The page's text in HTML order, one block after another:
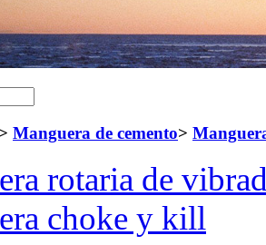
> Manguera de cemento>
rotaria de
choke y kill